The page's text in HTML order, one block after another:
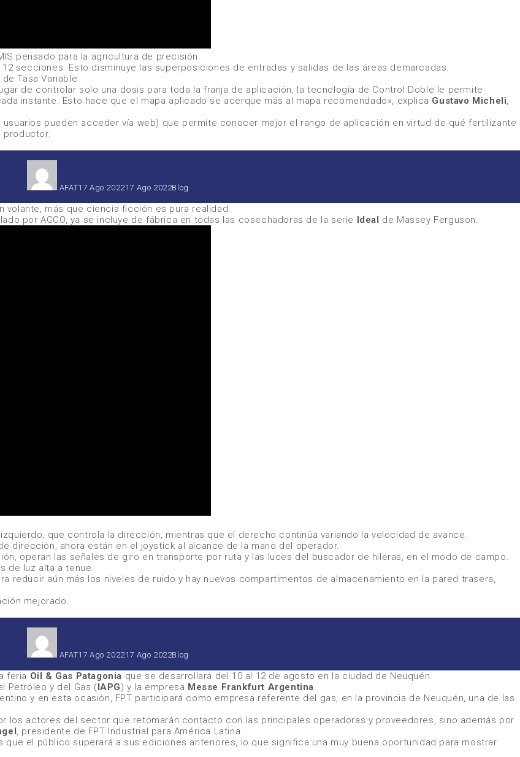
pensado para la agricultura de precisión.
secciones. Esto disminuye las superposiciones de entradas y salidas de las áreas demarcadas.
Tasa Variable.
de controlar solo una dosis para toda la franja de aplicación, la tecnología de Control Doble le permite
instante. Esto hace que el mapa aplicado se acerque más al mapa recomendado», explica Gustavo Micheli,
pueden acceder vía web) que permite conocer mejor el rango de aplicación en virtud de qué fertilizante
productor.
AFAT17 Ago 202217 Ago 2022Blog
volante, más que ciencia ficción es pura realidad.
porAGCO, ya se incluye de fábrica en todas las cosechadoras de la serie Ideal de Massey Ferguson.
que controla la dirección, mientras que el derecho continúa variando la velocidad de avance.
dirección, ahora están en el joystick al alcance de la mano del operador.
operan las señales de giro en transporte por ruta y las luces del buscador de hileras, en el modo de campo.
de luz alta a tenue.
reducir aún más los niveles de ruido y hay nuevos compartimentos de almacenamiento en la pared trasera,
mejorado.
AFAT17 Ago 202217 Ago 2022Blog
feria Oil & Gas Patagonia que se desarrollará del 10 al 12 de agosto en la ciudad de Neuquén.
Petróleo y del Gas (IAPG) y la empresa Messe Frankfurt Argentina.
y en esta ocasión, FPT participará como empresa referente del gas, en la provincia de Neuquén, una de las
los actores del sector que retomarán contacto con las principales operadoras y proveedores, sino además por
, presidente de FPT Industrial para América Latina.
el público superará a sus ediciones anteriores, lo que significa una muy buena oportunidad para mostrar